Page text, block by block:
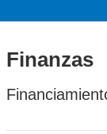
Finanzas